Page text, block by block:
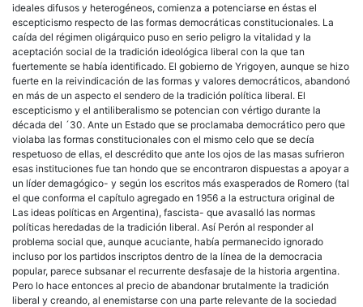
ideales difusos y heterogéneos, comienza a potenciarse en éstas el
escepticismo respecto de las formas democráticas constitucionales. La
caída del régimen oligárquico puso en serio peligro la vitalidad y la
aceptación social de la tradición ideológica liberal con la que tan
fuertemente se había identificado. El gobierno de Yrigoyen, aunque se hizo
fuerte en la reivindicación de las formas y valores democráticos, abandonó
en más de un aspecto el sendero de la tradición política liberal. El
escepticismo y el antiliberalismo se potencian con vértigo durante la
década del ´30. Ante un Estado que se proclamaba democrático pero que
violaba las formas constitucionales con el mismo celo que se decía
respetuoso de ellas, el descrédito que ante los ojos de las masas sufrieron
esas instituciones fue tan hondo que se encontraron dispuestas a apoyar a
un líder demagógico- y según los escritos más exasperados de Romero (tal
el que conforma el capítulo agregado en 1956 a la estructura original de
Las ideas políticas en Argentina), fascista- que avasalló las normas
políticas heredadas de la tradición liberal. Así Perón al responder al
problema social que, aunque acuciante, había permanecido ignorado
incluso por los partidos inscriptos dentro de la línea de la democracia
popular, parece subsanar el recurrente desfasaje de la historia argentina.
Pero lo hace entonces al precio de abandonar brutalmente la tradición
liberal y creando, al enemistarse con una parte relevante de la sociedad